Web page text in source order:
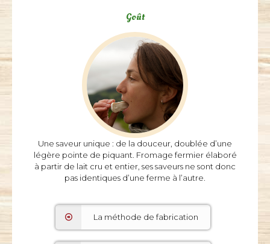
Sa pâte est souple et onctueuse, elle peut être
parsemée de quelques trous. Au printemps, la
lactation démarre, elle est plus ferme ; à l’automne, à
la fin de la lactation des chèvres, elle est plus souple.
Goût
Goût
Une saveur unique : de la douceur, doublée d’une
légère pointe de piquant. Fromage fermier élaboré
à partir de lait cru et entier, ses saveurs ne sont donc
pas identiques d’une ferme à l’autre.
La méthode de fabrication